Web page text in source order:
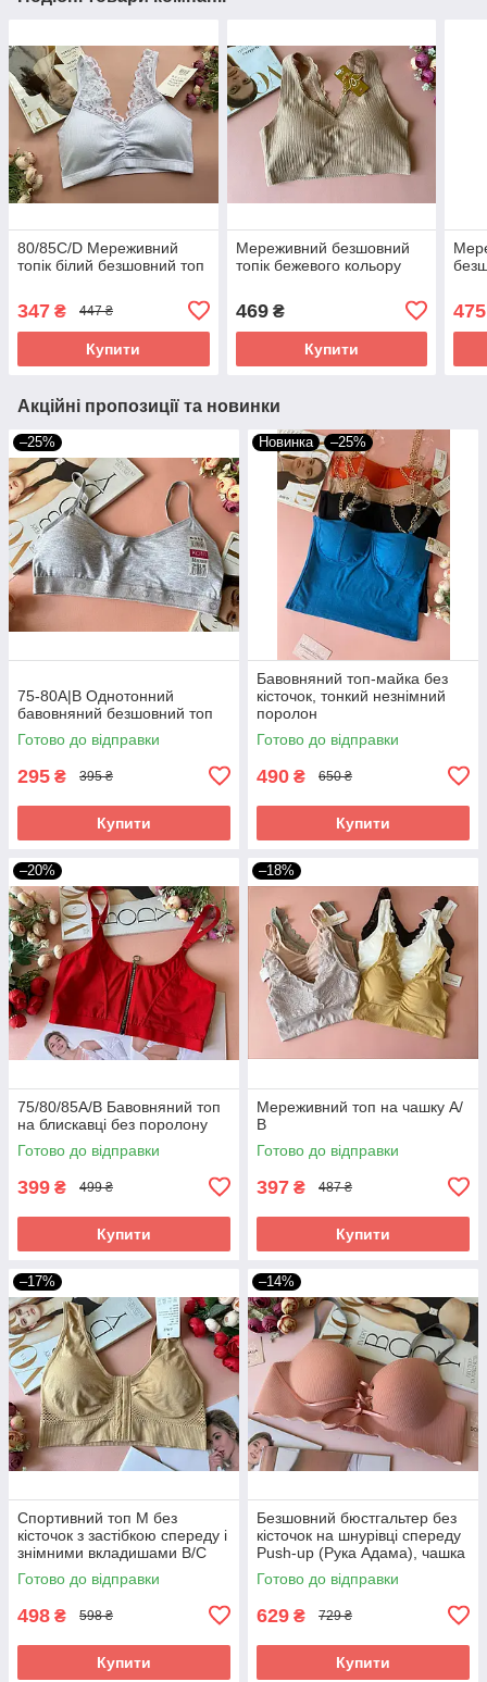
80/85С/D Мереживний
топік білий безшовний топ
347 ₴ 447 ₴
Купити
Мереживний безшовний
топік бежевого кольору
469₴
Купити
475
Акційні пропозиції та новинки
–25%
75-80A|В Однотонний
бавовняний безшовний топ
Готово до відправки
295 ₴ 395 ₴
Купити
Новинка –25%
Бавовняний топ-майка без
кісточок, тонкий незнімний
поролон
Готово до відправки
490 ₴ 650 ₴
Купити
–20%
75/80/85А/В Бавовняний топ
на блискавці без поролону
Готово до відправки
399 ₴ 499 ₴
Купити
–18%
Мереживний топ на чашку А/
В
Готово до відправки
397 ₴ 487 ₴
Купити
–17%
Спортивний топ M без
кісточок з застібкою спереду і
знімними вкладишами B/C
Готово до відправки
498 ₴ 598 ₴
Купити
–14%
Безшовний бюстгальтер без
кісточок на шнурівці спереду
Push-up (Рука Адама), чашка
А/В пудра
Готово до відправки
629 ₴ 729 ₴
Купити